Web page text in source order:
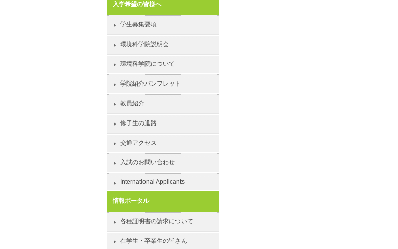
入学希望の皆様へ
学生募集要項
環境科学院説明会
環境科学院について
学院紹介パンフレット
教員紹介
修了生の進路
交通アクセス
入試のお問い合わせ
International Applicants
情報ポータル
各種証明書の請求について
在学生・卒業生の皆さん